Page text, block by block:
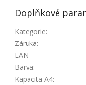
Doplňkové
Kategorie:
Záruka:
EAN:
Barva:
Kapacita A4: